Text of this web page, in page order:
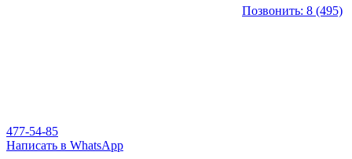
Позвонить: 8 (495)
477-54-85
Написать в WhatsApp